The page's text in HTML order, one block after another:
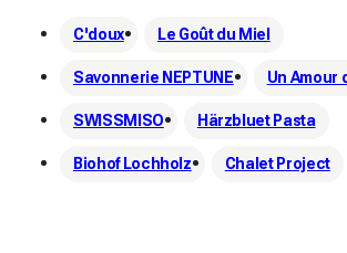
C'doux Le Goût du Miel
Savonnerie NEPTUNE Un Amour
SWISSMISO Härzbluet Pasta
Biohof Lochholz Chalet Project